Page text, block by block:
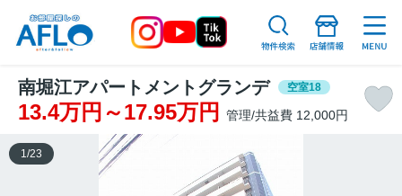
南堀江アパートメントグランデ 空室18
13.4万円～17.95万円 管理/共益費 12,000円
1 /23